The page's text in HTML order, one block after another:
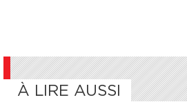
À LIRE AUSSI